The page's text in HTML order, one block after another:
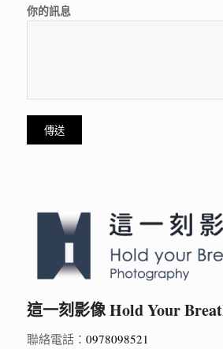
這一刻影像 Hold Your
聯絡電話： 0978098521
你的訊息